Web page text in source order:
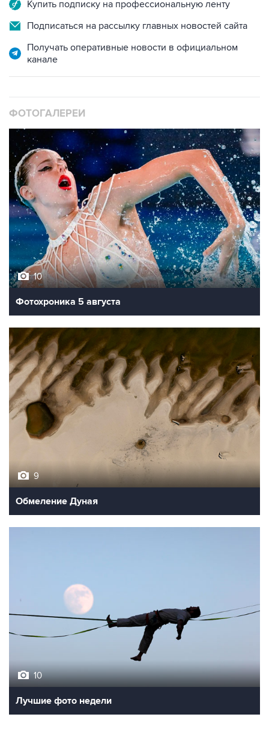
Купить подписку на профессиональную ленту
Подписаться на рассылку главных новостей сайта
Получать оперативные новости в официальном
канале
ФОТОГАЛЕРЕИ
10
Фотохроника 5 августа
9
Обмеление Дуная
10
Лучшие фото недели